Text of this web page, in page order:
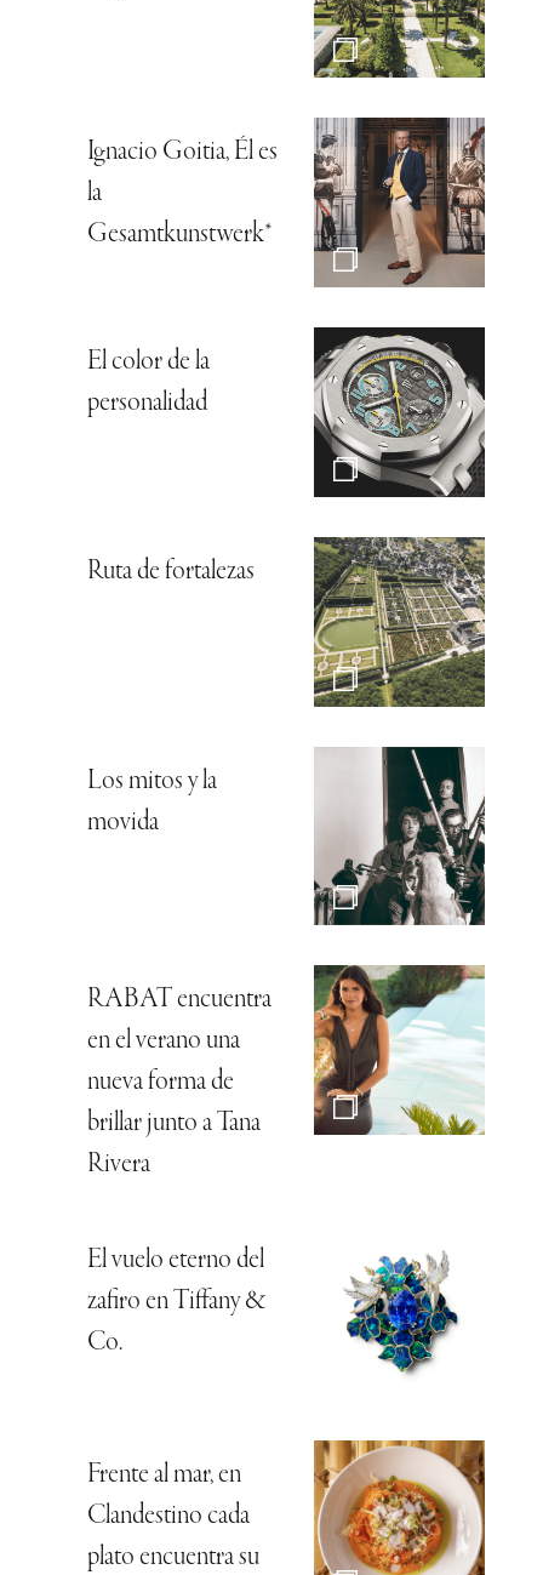
Ignacio Goitia, Él es
la
Gesamtkunstwerk*
El color de la
personalidad
Ruta de fortalezas
Los mitos y la
movida
RABAT encuentra
en el verano una
nueva forma de
brillar junto a Tana
Rivera
El vuelo eterno del
zafiro en Tiffany &
Co.
Frente al mar, en
Clandestino cada
plato encuentra su